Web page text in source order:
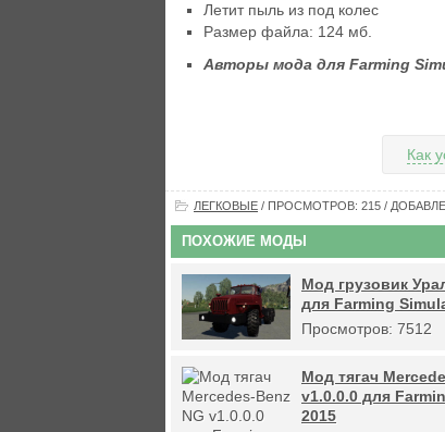
Летит пыль из под колес
Размер файла: 124 мб.
Авторы мода для Farming
Как
ЛЕГКОВЫЕ / ПРОСМОТРОВ: 215 /
ПОХОЖИЕ МОДЫ
Мод грузовик
для Farming
Просмотров: 7512
Мод тягач
v1.0.0.0 для
2015